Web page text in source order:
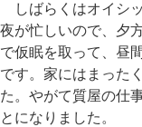
しばらくはオイシ
夜が忙しいので、夕
で仮眠を取って、昼
です。家にはまった
た。やがて質屋の仕
とになりました。